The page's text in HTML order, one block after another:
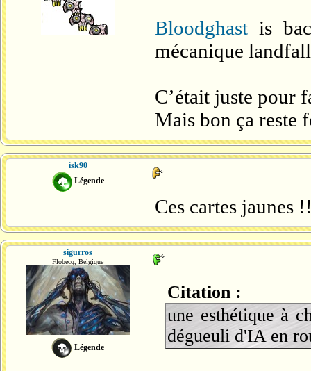
Bloodghast is
mécanique
C’était juste pour
Mais bon ça reste
isk90
Légende
Ces cartes jaunes
sigurros
Flobecq, Belgique
Légende
Citation :
une esthétique à
dégueuli d'IA en